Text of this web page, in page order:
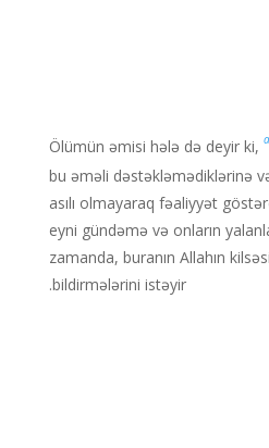
Ölümün əmisi hələ də deyir ki,
bu əməli dəstəkləmədiklərinə
asılı olmayaraq fəaliyyət
eyni gündəmə və onların
zamanda, buranın Allahın
bildirmələrini istəyir.